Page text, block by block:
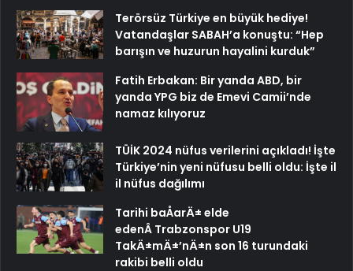
Terörsüz Türkiye en büyük hediye!
Vatandaşlar SABAH’a konuştu: “Hep
barışın ve huzurun hayalini kurduk”
Fatih Erbakan: Bir yanda ABD, bir
yanda YPG biz de Emevi Camii’nde
namaz kılıyoruz
TÜİK 2024 nüfus verilerini açıkladı! İşte
Türkiye’nin yeni nüfusu belli oldu: İşte il
il nüfus dağılımı
Tarihi baÅarÄ± elde
edenÂ Trabzonspor U19
TakÄ±mÄ±’nÄ±n son 16 turundaki
rakibi belli oldu